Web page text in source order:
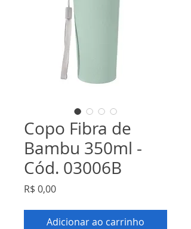
Copo Fibra de
Bambu 350ml -
Cód. 03006B
R$ 0,00Preço
Adicionar ao carrinho